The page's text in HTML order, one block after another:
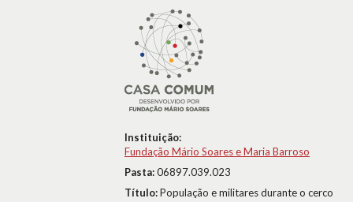
Instituição:
Fundação Mário Soares e Maria Barroso
Pasta:06897.039.023
Título:População e militares durante o cerco